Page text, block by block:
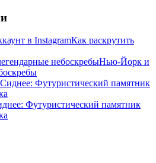
Как раскрутить
Нью-Йорк и
Футуристический памятник